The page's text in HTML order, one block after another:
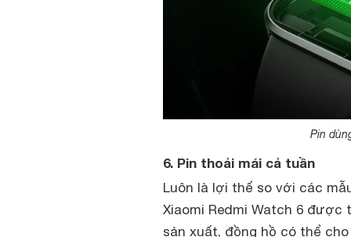
Pin
6. Pin thoải mái cả tuần
Luôn là lợi thế so với các
Xiaomi Redmi Watch 6
sản xuất, đồng hồ có thể